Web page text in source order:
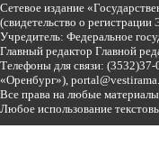
Сетевое издание
(свидетельство о
Учредитель: Федеральное
Главный редактор Главной
Телефоны для связи:
«Оренбург»),
Все права на любые
Любое использование